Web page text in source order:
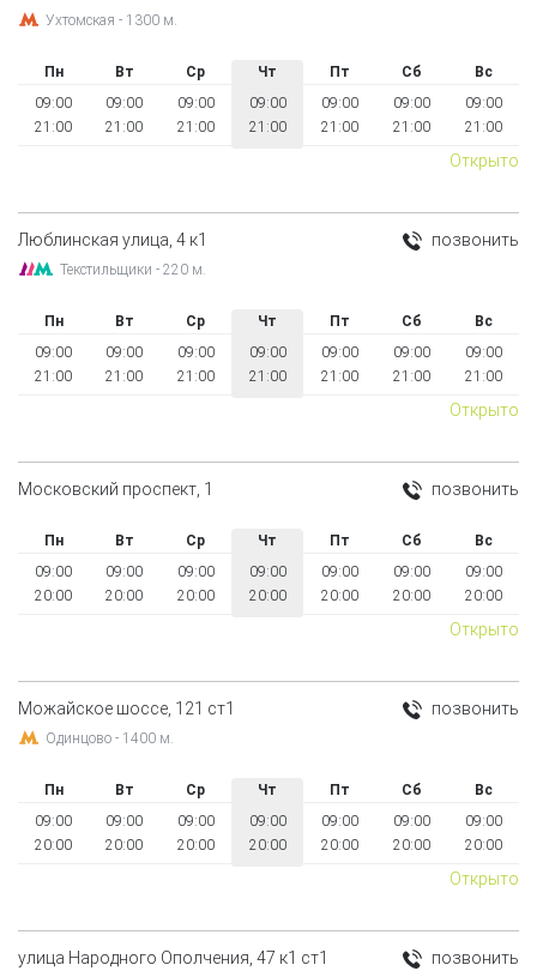
Ухтомская - 1300 м.
Пн Вт Ср Чт Пт Сб
Вс
09:00
21:00
09:00
21:00
09:00
21:00
09:00
21:00
09:00
21:00
09:00
21:00
09:00
21:00
Открыто
позвонить
Люблинская улица, 4 к1
Текстильщики - 220 м.
Пн Вт Ср Чт Пт Сб
Вс
09:00
21:00
09:00
21:00
09:00
21:00
09:00
21:00
09:00
21:00
09:00
21:00
09:00
21:00
Открыто
позвонить
Московский проспект, 1
Пн Вт Ср Чт Пт Сб
Вс
09:00
20:00
09:00
20:00
09:00
20:00
09:00
20:00
09:00
20:00
09:00
20:00
09:00
20:00
Открыто
позвонить
Можайское шоссе, 121 ст1
Одинцово - 1400 м.
Пн Вт Ср Чт Пт Сб
Вс
09:00
20:00
09:00
20:00
09:00
20:00
09:00
20:00
09:00
20:00
09:00
20:00
09:00
20:00
Открыто
позвонить
улица Народного Ополчения, 47 к1 ст1